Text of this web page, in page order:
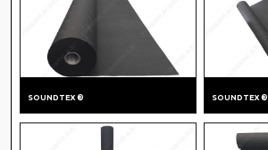
HESAPLAYICI
ÜRÜN
SHOWROOM
SOUNDTEX ® SOUNDTEX ®